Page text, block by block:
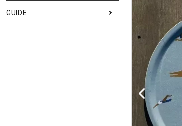
RESTOCK / 再入荷 SALE / セール
GUIDE